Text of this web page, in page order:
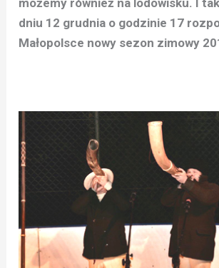
dniu 12 grudnia o godzinie 17
Małopolsce nowy sezon zimowy